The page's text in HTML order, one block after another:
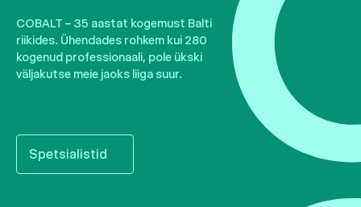
COBALT – 35 aastat kogemust Balti
riikides. Ühendades rohkem kui 280
kogenud professionaali, pole ükski
väljakutse meie jaoks liiga suur.
Spetsialistid